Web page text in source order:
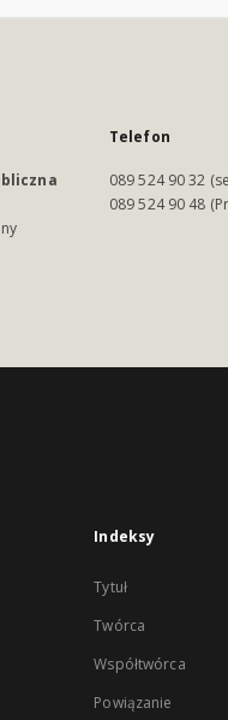
Telefon
089 524 90 32
089 524 90 48
Indeksy
Tytuł
Twórca
Współtwórca
Powiązanie